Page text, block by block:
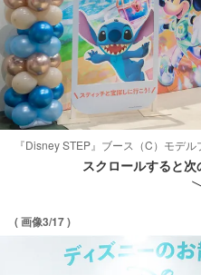
『Disney STEP』ブース（C）モデル
スクロールすると
( 画像3/17 )